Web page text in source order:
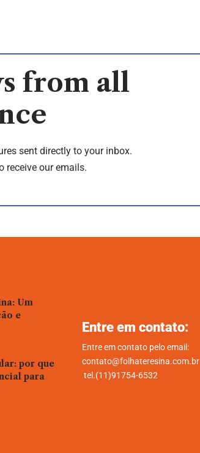
from all
sent directly to your inbox.
receive our emails.
Um
e
por que
para
Entre em contato:
Entre em contato pelo email:
contato@folhateresina.com.br
tel.(11)91754-6532